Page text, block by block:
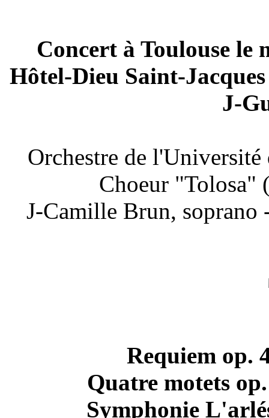
Concert à Toulouse le
Hôtel-Dieu Saint-
J-
Orchestre de
Choeur "Tolosa"
J-Camille Brun, soprano
Requiem op.
Quatre motets
Symphonie